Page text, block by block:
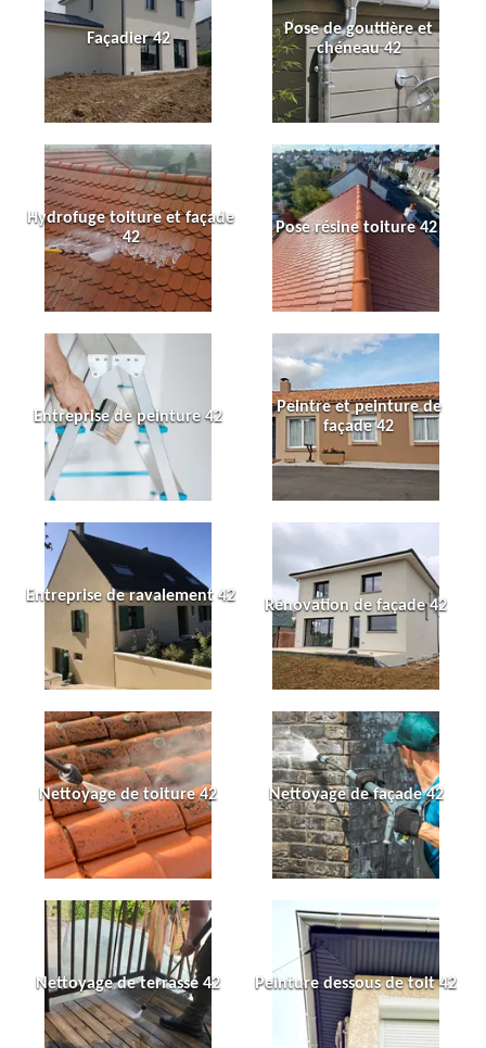
Façadier 42
Pose de gouttière et
chéneau 42
Hydrofuge toiture et façade
42
Pose résine toiture 42
Entreprise de peinture 42
Peintre et peinture de
façade 42
Entreprise de ravalement 42
Rénovation de façade 42
Nettoyage de toiture 42 Nettoyage de façade 42
Nettoyage de terrasse 42 Peinture dessous de toit 42